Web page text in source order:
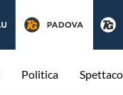
Politica